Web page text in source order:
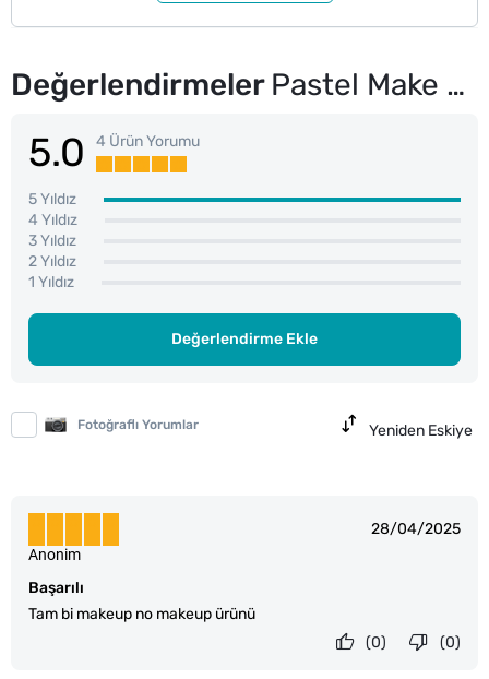
Değerlendirmeler Pastel Make Up To Skin Care Magic Milk Cilt Tonu Eşitleyici SPF 15 CC Krem 51 Medium Deep
5.0 4 Ürün Yorumu
5 Yıldız
4 Yıldız
3 Yıldız
2 Yıldız
1 Yıldız
Değerlendirme Ekle
Fotoğraflı Yorumlar Yeniden Eskiye
28/04/2025
Başarılı
Tam bi makeup no makeup ürünü
Anonim
(0)
(0)